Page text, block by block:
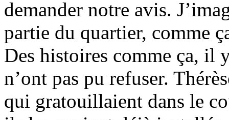
demander notre avis.
partie du quartier, comme
Des histoires comme ça, il
n’ont pas pu refuser.
qui gratouillaient dans le